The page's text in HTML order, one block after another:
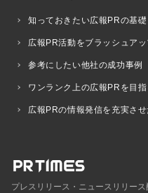
知っておきたい広報PRの基礎
広報PR活動をブラッシュア
参考にしたい他社の成功事例
ワンランク上の広報PRを目
広報PRの情報発信を充実さ
プレスリリース・ニュースリリー